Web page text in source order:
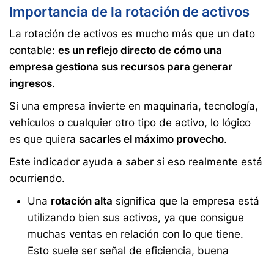
Importancia de la rotación de activos
La rotación de activos es mucho más que un dato
contable: es un reflejo directo de cómo una
empresa gestiona sus recursos para generar
ingresos.
Si una empresa invierte en maquinaria, tecnología,
vehículos o cualquier otro tipo de activo, lo lógico
es que quiera sacarles el máximo provecho.
Este indicador ayuda a saber si eso realmente está
ocurriendo.
Una rotación alta significa que la empresa está
utilizando bien sus activos, ya que consigue
muchas ventas en relación con lo que tiene.
Esto suele ser señal de eficiencia, buena